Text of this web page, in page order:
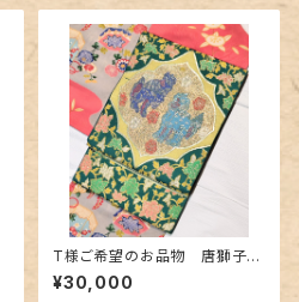
T様ご希望のお品物 唐獅子柄
のアンティークの袋帯〜緑青色
に金糸 紺とシアン色の獅子〜
¥30,000